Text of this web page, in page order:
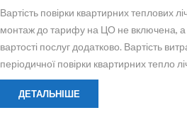
Вартість повірки квартирних теплових
монтаж до тарифу на ЦО не включена, а
вартості послуг додатково. Вартість
періодичної повірки квартирних тепло
ДЕТАЛЬНІШЕ